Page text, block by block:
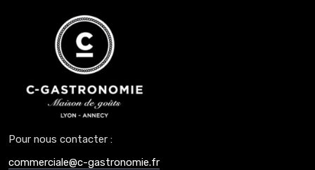
Pour nous contacter :
commerciale@c-gastronomie.fr